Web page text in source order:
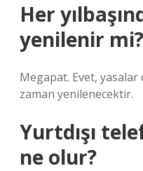
Her
yenilenir mi?
Megapat. Evet,
zaman yenilenecektir.
Yurtdışı
ne olur?